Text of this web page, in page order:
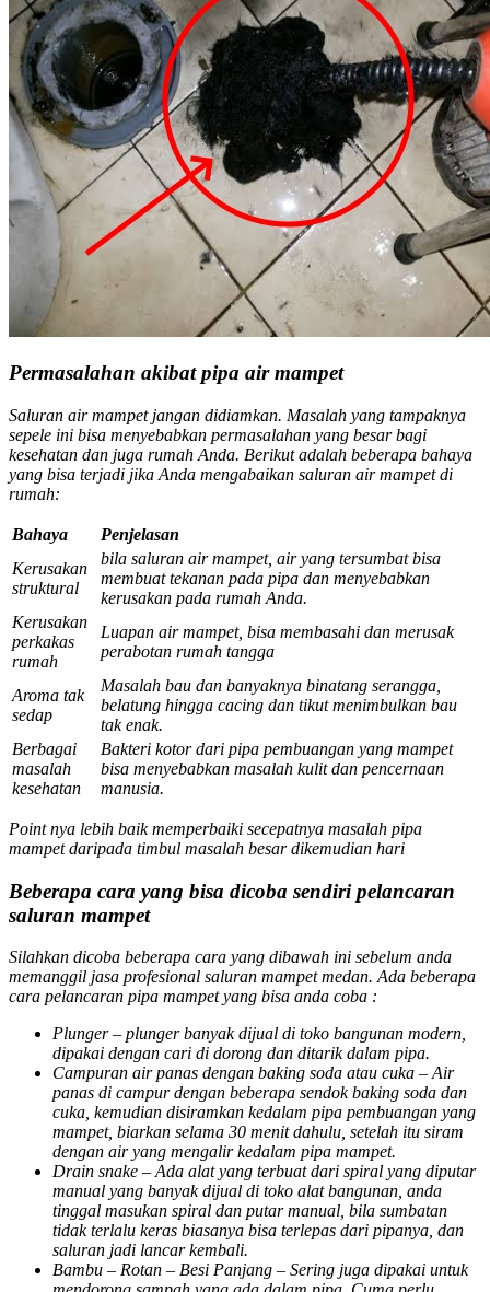
Permasalahan akibat pipa air mampet
Saluran air mampet jangan didiamkan. Masalah yang tampaknya
sepele ini bisa menyebabkan permasalahan yang besar bagi
kesehatan dan juga rumah Anda. Berikut adalah beberapa bahaya
yang bisa terjadi jika Anda mengabaikan saluran air mampet di
rumah:
Bahaya
Penjelasan
Kerusakan
struktural
bila saluran air mampet, air yang tersumbat bisa
membuat tekanan pada pipa dan menyebabkan
kerusakan pada rumah Anda.
Kerusakan
perkakas
rumah
Luapan air mampet, bisa membasahi dan merusak
perabotan rumah tangga
Aroma tak
sedap
Masalah bau dan banyaknya binatang serangga,
belatung hingga cacing dan tikut menimbulkan bau
tak enak.
Berbagai
masalah
kesehatan
Bakteri kotor dari pipa pembuangan yang mampet
bisa menyebabkan masalah kulit dan pencernaan
manusia.
Point nya lebih baik memperbaiki secepatnya masalah pipa
mampet daripada timbul masalah besar dikemudian hari
Beberapa cara yang bisa dicoba sendiri pelancaran
saluran mampet
Silahkan dicoba beberapa cara yang dibawah ini sebelum anda
memanggil jasa profesional saluran mampet medan. Ada beberapa
cara pelancaran pipa mampet yang bisa anda coba :
Plunger– plunger banyak dijual di toko bangunan modern,
dipakai dengan cari di dorong dan ditarik dalam pipa.
Campuran air panas dengan baking soda atau cuka – Air
panas di campur dengan beberapa sendok baking soda dan
cuka, kemudian disiramkan kedalam pipa pembuangan yang
mampet, biarkan selama 30 menit dahulu, setelah itu siram
dengan air yang mengalir kedalam pipa mampet.
Drain snake – Ada alat yang terbuat dari spiral yang diputar
manual yang banyak dijual di toko alat bangunan, anda
tinggal masukan spiral dan putar manual, bila sumbatan
tidak terlalu keras biasanya bisa terlepas dari pipanya, dan
saluran jadi lancar kembali.
Bambu – Rotan – Besi Panjang – Sering juga dipakai untuk